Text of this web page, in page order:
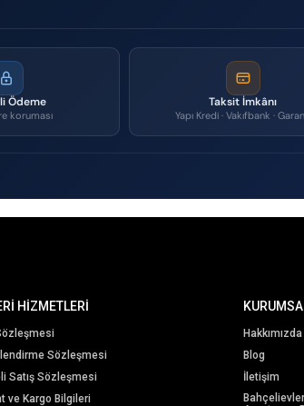
Ödeme
koruması
Taksit İmkânı
Yapı Kredi · Vakıfbank ·
HİZMETLERİ
Sözleşmesi
Satış Sözleşmesi
ve Kargo Bilgileri
Hakkımızda
Blog
İletişim